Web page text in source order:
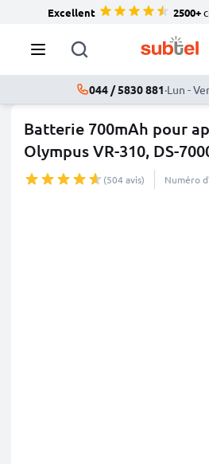
Excellent 2500+
044 / 5830 881·Lun -
Batterie 700mAh pour
Olympus VR-310, DS-
(504 avis) Numéro